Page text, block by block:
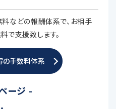
などの報酬体系で、お相手
で支援致します。
の手数料体系
ージ -